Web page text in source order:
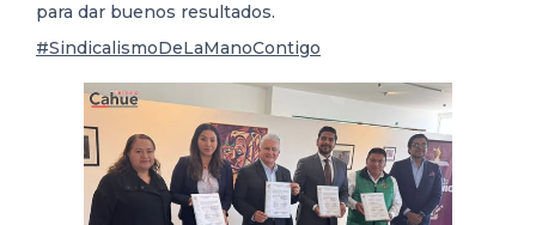
para dar buenos resultados.
#SindicalismoDeLaManoContigo